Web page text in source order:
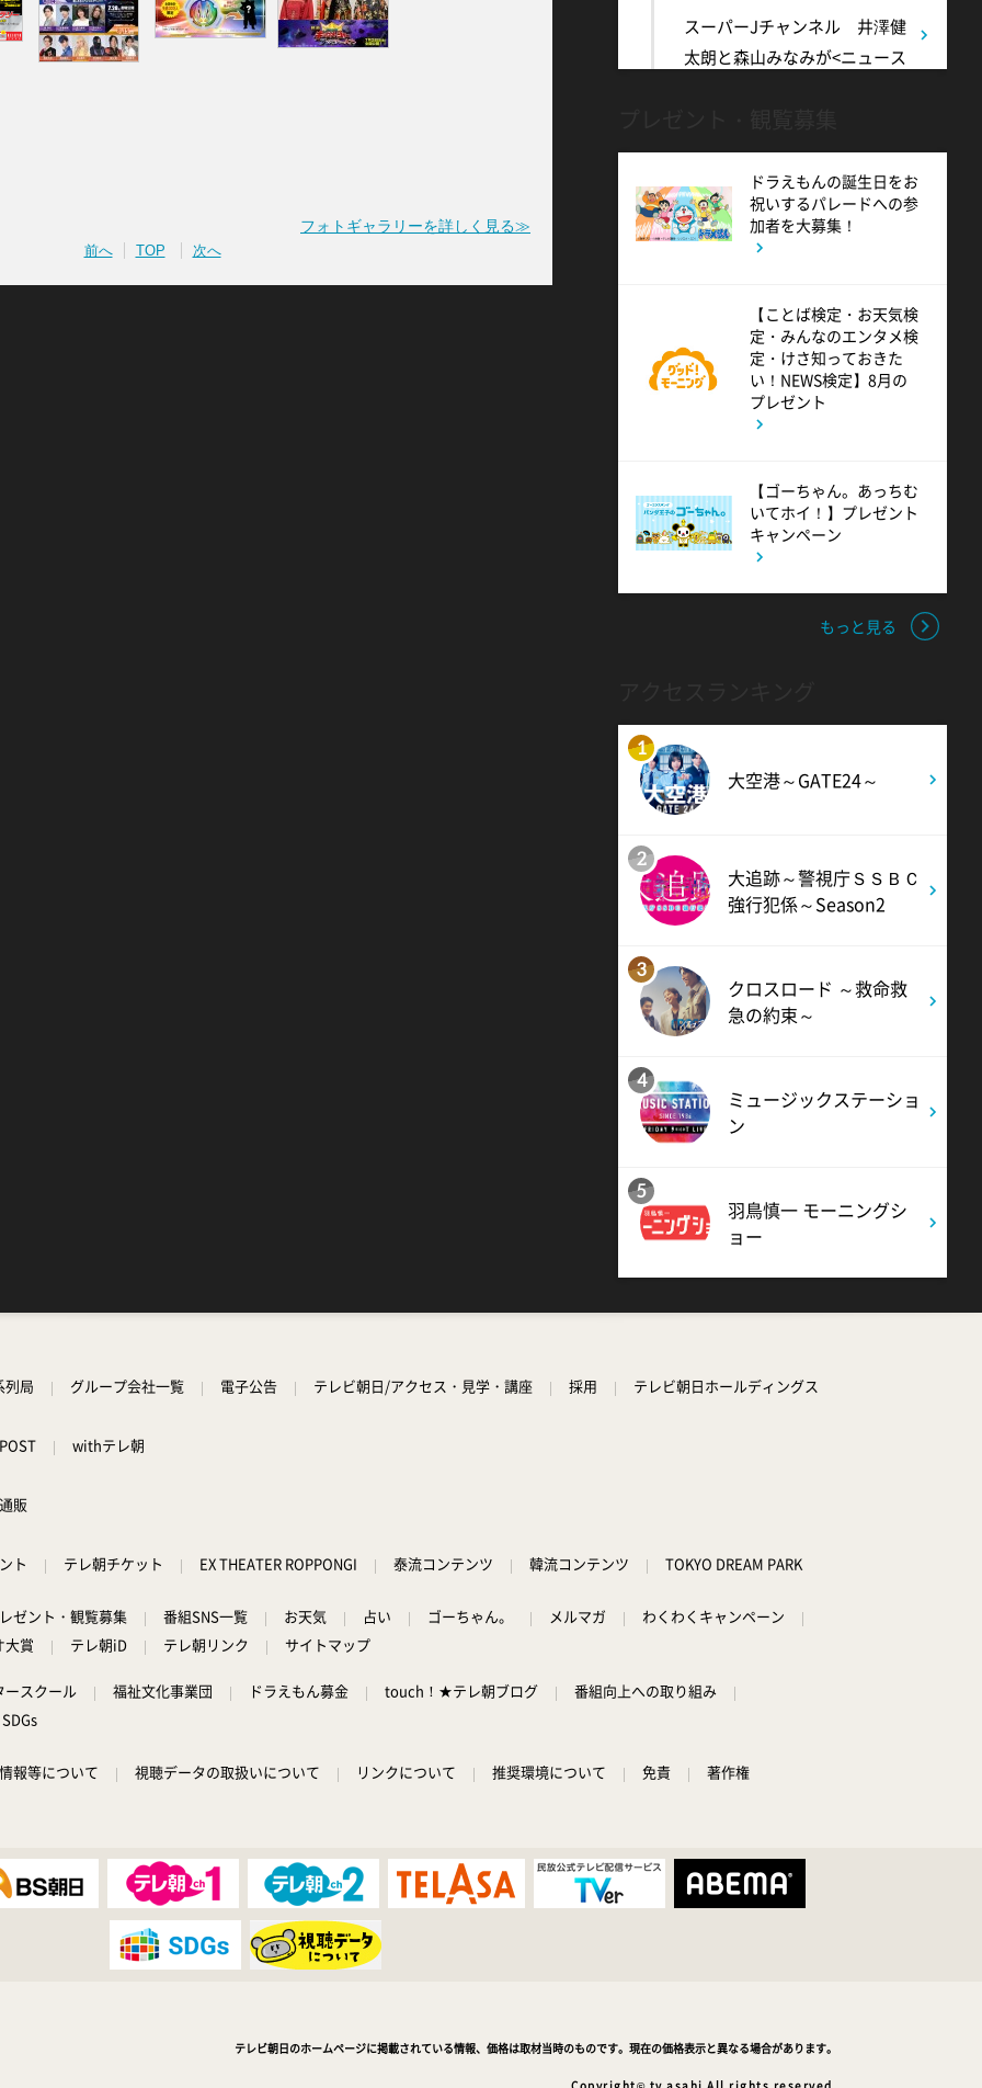
フォトギャラリーを詳しく見る≫
前へ TOP 次へ
スーパーJチャンネル 井澤健
太朗と森山みなみが<ニュース
ザワつく!路線バスで寄り道の
旅 【“東京&横浜"2大都市の地
よる 8:00
マツコ&有吉 かりそめ天国
M-1王者たくろうの滋賀の魅力
よる 8:54
私の幸福時間
10周年あいみょん、TMR、
HY…名曲続々!ATEEZがヒット
曲
よる
報道ステーション
よる 11:10
熱闘甲子園 涙は、強さにな
よる 11:40
よる 11:45
深夜 1:45
M:ZINE
テレ朝サマフェスナビ
2:52
ドラえもんの誕生日をお
祝いするパレードへの参
加者を大募集！
【ことば検定・お天気検
定・みんなのエンタメ検
定・けさ知っておきた
い！NEWS検定】8月の
プレゼント
【ゴーちゃん。あっちむ
いてホイ！】プレゼント
キャンペーン
もっと見る
1
大空港～GATE24～
2
大追跡～警視庁ＳＳＢＣ
強行犯係～Season2
3
クロスロード ～救命救
急の約束～
4
ミュージックステーショ
ン
5
羽鳥慎一 モーニングシ
ョー
列局 グループ会社一覧 電子公告 テレビ朝日/アクセス・見学・講座 採用 テレビ朝日ホールディングス
withテレ朝
販
ト テレ朝チケット EX THEATER ROPPONGI 泰流コンテンツ 韓流コンテンツ TOKYO DREAM PARK
ゼント・観覧募集 番組SNS一覧 お天気 占い ゴーちゃん。 メルマガ
わくわくキャンペーン
大賞
テレ朝iD テレ朝リンク サイトマップ
ースクール 福祉文化事業団 ドラえもん募金 touch！★テレ朝ブログ
番組向上への取り組み
SDGs
報等について 視聴データの取扱いについて リンクについて 推奨環境について 免責 著作権
テレビ朝日のホームページに掲載されている情報、価格は取材当時のものです。現在の価格表示と異なる場合があります。